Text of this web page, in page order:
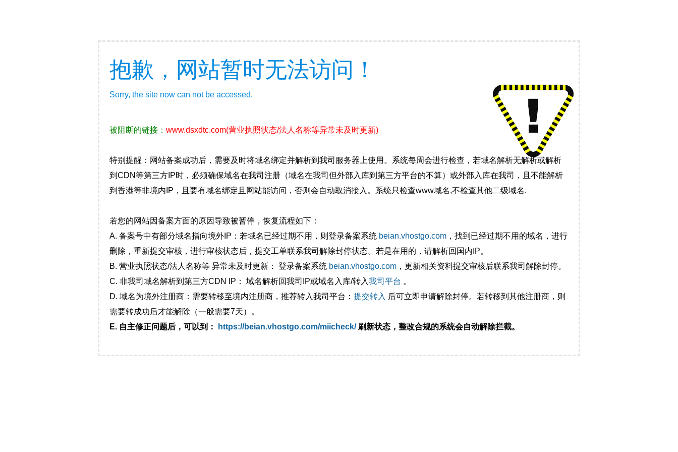
抱歉，网站暂时无法访问！
Sorry, the site now can not be accessed.
被阻断的链接： www.dsxdtc.com(营业执照状态/法人名称等异常未及时更新)
特别提醒：网站备案成功后，需要及时将域名绑定并解析到我司服务器上使用。系统每周会进行检查，若域名解析无解析或解析
到CDN等第三方IP时，必须确保域名在我司注册（域名在我司但外部入库到第三方平台的不算）或外部入库在我司，且不能解析
到香港等非境内IP，且要有域名绑定且网站能访问，否则会自动取消接入。系统只检查www域名,不检查其他二级域名.
若您的网站因备案方面的原因导致被暂停，恢复流程如下：
A. 备案号中有部分域名指向境外IP：若域名已经过期不用，则登录备案系统 beian.vhostgo.com ，找到已经过期不用的域名，进行
删除，重新提交审核，进行审核状态后，提交工单联系我司解除封停状态。若是在用的，请解析回国内IP。
B. 营业执照状态/法人名称等 异常未及时更新： 登录备案系统 beian.vhostgo.com ，更新相关资料提交审核后联系我司解除封停。
C. 非我司域名解析到第三方CDN IP： 域名解析回我司IP或域名入库/转入我司平台 。
D. 域名为境外注册商：需要转移至境内注册商，推荐转入我司平台： 提交转入 后可立即申请解除封停。若转移到其他注册商，则
需要转成功后才能解除（一般需要7天）。
E. 自主修正问题后，可以到：
https://beian.vhostgo.com/miicheck/刷新状态，整改合规的系统会自动解除拦截。